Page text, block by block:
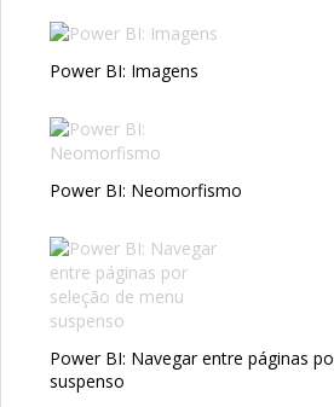
Power BI: Imagens
Power BI: Neomorfismo
Power BI: Navegar entre páginas
suspenso